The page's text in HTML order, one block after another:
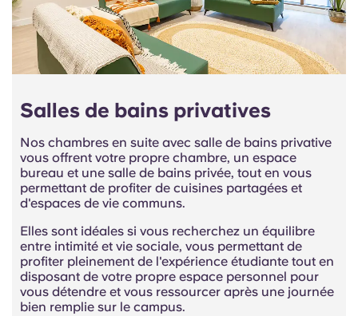
Salles de bains privatives
Nos chambres en suite avec salle de bains privative
vous offrent votre propre chambre, un espace
bureau et une salle de bains privée, tout en vous
permettant de profiter de cuisines partagées et
d'espaces de vie communs.
Elles sont idéales si vous recherchez un équilibre
entre intimité et vie sociale, vous permettant de
profiter pleinement de l'expérience étudiante tout en
disposant de votre propre espace personnel pour
vous détendre et vous ressourcer après une journée
bien remplie sur le campus.